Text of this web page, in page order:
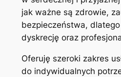
jak ważne są zdrowie,
bezpieczeństwa, dlatego
dyskrecję oraz
Oferuję szeroki zakres
do indywidualnych